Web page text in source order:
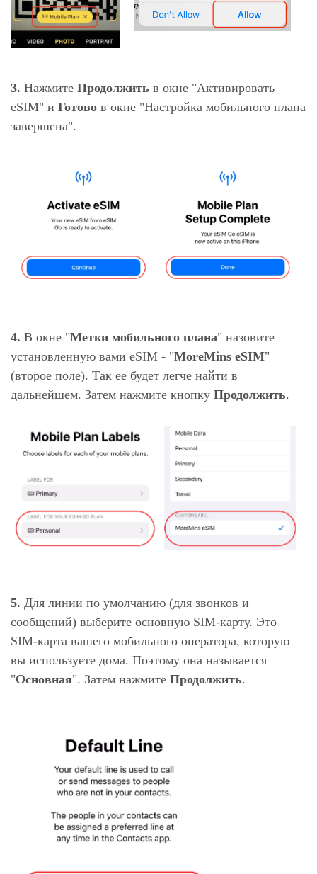
3. Нажмите Продолжить в окне "Активировать
eSIM" и Готово в окне "Настройка мобильного плана
завершена".
4. В окне "Метки мобильного плана" назовите
установленную вами eSIM - "MoreMins eSIM"
(второе поле). Так ее будет легче найти в
дальнейшем. Затем нажмите кнопку Продолжить.
5. Для линии по умолчанию (для звонков и
сообщений) выберите основную SIM-карту. Это
SIM-карта вашего мобильного оператора, которую
вы используете дома. Поэтому она называется
"Основная". Затем нажмите Продолжить.